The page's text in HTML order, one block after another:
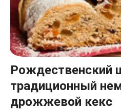
Рождественский
традиционный
дрожжевой кекс